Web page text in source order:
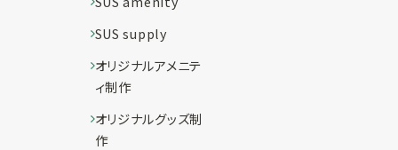
SUS supply
オリジナルアメニテ
ィ制作
オリジナルグッズ制
作